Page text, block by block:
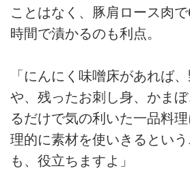
ことはなく、豚肩ロース肉
時間で漬かるのも利点。
「にんにく味噌床があれば
や、残ったお刺し身、かま
るだけで気の利いた一品料
理的に素材を使いきるとい
も、役立ちますよ」